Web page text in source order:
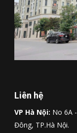
Liên hệ
VP Hà Nội: No 6A
Đông, TP.Hà Nội.